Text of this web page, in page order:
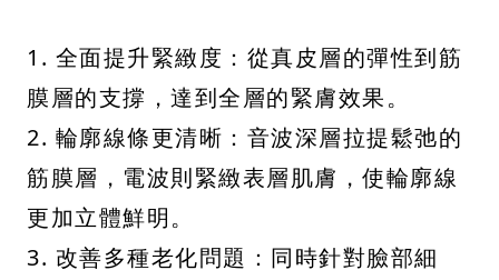
1. 全面提升緊緻度：從真皮層的彈性到筋
膜層的支撐，達到全層的緊膚效果。
2. 輪廓線條更清晰：音波深層拉提鬆弛的
筋膜層，電波則緊緻表層肌膚，使輪廓線
更加立體鮮明。
3. 改善多種老化問題：同時針對臉部細